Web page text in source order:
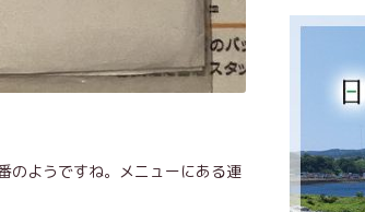
のようですね。メニューにある連